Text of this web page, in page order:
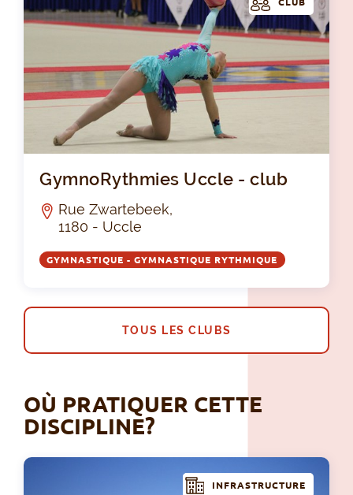
GymnoRythmies Uccle - club
Rue Zwartebeek,
1180 - Uccle
GYMNASTIQUE - GYMNASTIQUE RYTHMIQUE
TOUS LES CLUBS
OÙ PRATIQUER CETTE
DISCIPLINE?
INFRASTRUCTURE